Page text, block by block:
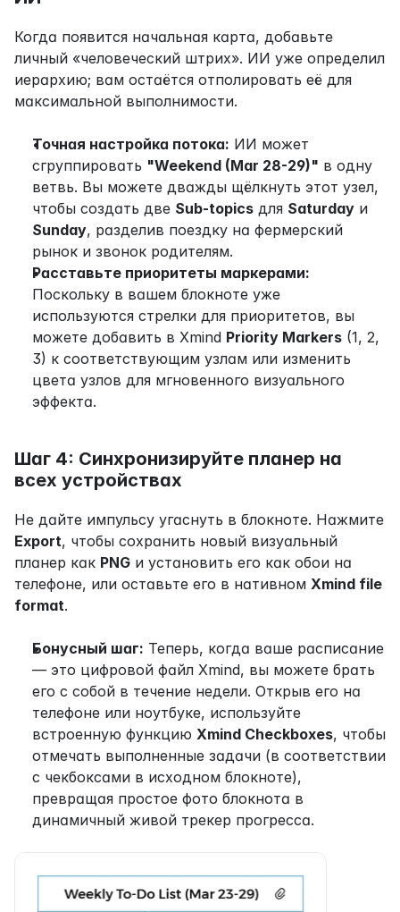
Когда появится начальная карта, добавьте
личный «человеческий штрих». ИИ уже определил
иерархию; вам остаётся отполировать её для
максимальной выполнимости.
Точная настройка потока: ИИ может
сгруппировать "Weekend (Mar 28-29)" в одну
ветвь. Вы можете дважды щёлкнуть этот узел,
чтобы создать две Sub-topics для Saturday
Sunday, разделив поездку на фермерский
рынок и звонок родителям.
Расставьте приоритеты маркерами:
Поскольку в вашем блокноте уже
используются стрелки для приоритетов, вы
можете добавить в Xmind Priority Markers (1, 2,
3) к соответствующим узлам или изменить
цвета узлов для мгновенного визуального
эффекта.
Шаг 4: Синхронизируйте планер на
всех устройствах
Export, чтобы сохранить новый визуальный
планер как PNG и установить его как обои на
телефоне, или оставьте его в нативном Xmind file
format.
Бонусный шаг: Теперь, когда ваше расписание
— это цифровой файл Xmind, вы можете брать
его с собой в течение недели. Открыв его на
телефоне или ноутбуке, используйте
встроенную функцию Xmind Checkboxes, чтобы
отмечать выполненные задачи (в соответствии
с чекбоксами в исходном блокноте),
превращая простое фото блокнота в
динамичный живой трекер прогресса.